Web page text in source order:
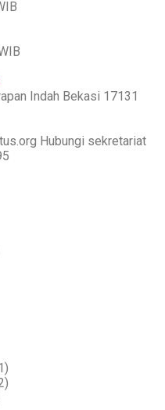
Indah Bekasi 17131
Hubungi sekretariat